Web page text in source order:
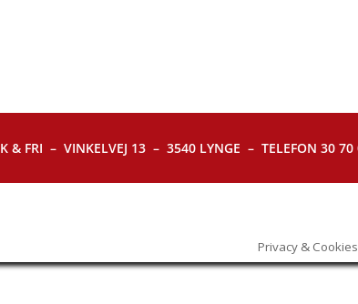
& FRI – VINKELVEJ 13 – 3540 LYNGE – TELEFON 30 70
Privacy &